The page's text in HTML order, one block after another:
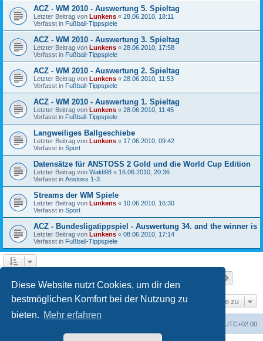
Diese Website nutzt Cookies, um dir den
bestmöglichen Komfort bei der Nutzung zu
bieten. Mehr erfahren
ACZ - WM 2010 - Auswertung 5. Spieltag
Letzter Beitrag von Lunkens « 28.06.2010, 18:11
Verfasst in Fußball-Tippspiele
ACZ - WM 2010 - Auswertung 3. Spieltag
Letzter Beitrag von Lunkens « 28.06.2010, 17:58
Verfasst in Fußball-Tippspiele
ACZ - WM 2010 - Auswertung 2. Spieltag
Letzter Beitrag von Lunkens « 28.06.2010, 11:53
Verfasst in Fußball-Tippspiele
ACZ - WM 2010 - Auswertung 1. Spieltag
Letzter Beitrag von Lunkens « 28.06.2010, 11:45
Verfasst in Fußball-Tippspiele
Langweiliges Ballgeschiebe
Letzter Beitrag von Lunkens « 17.06.2010, 09:42
Verfasst in Sport
Datensätze für ANSTOSS 2 Gold und die World Cup Edition
Letzter Beitrag von Waldi98 « 16.06.2010, 20:36
Verfasst in Anstoss 1-3
Streams der WM Spiele
Letzter Beitrag von Lunkens « 10.06.2010, 16:30
Verfasst in Sport
ACZ - Bundesligatippspiel - Auswertung 34. and the winner is
Letzter Beitrag von Lunkens « 08.06.2010, 17:14
Verfasst in Fußball-Tippspiele
Gehe zu
UTC+02:00